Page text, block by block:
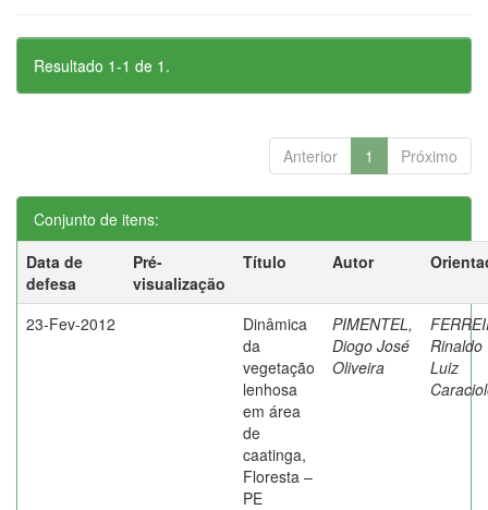
Resultado 1-1 de 1.
Anterior 1 Próximo
Conjunto de itens:
Data de
defesa
Pré-
visualização
Título Autor
23-Fev-2012
Dinâmica
da
vegetação
lenhosa
em área
de
caatinga,
Floresta –
PE
PIMENTEL,
Diogo José
Oliveira
Rinaldo
Luiz